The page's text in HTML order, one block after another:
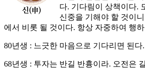
다. 기다림이 상책이다.
신중을 기해야 할 것이
에서 비롯 될 것이다. 항상 자중하여 행
80년생 : 느긋한 마음으로 기다리면 된다.
68년생 : 투자는 반길 반흉이라. 오전은